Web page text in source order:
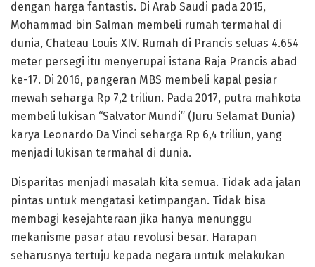
dengan harga fantastis. Di Arab Saudi pada 2015,
Mohammad bin Salman membeli rumah termahal di
dunia, Chateau Louis XIV. Rumah di Prancis seluas 4.654
meter persegi itu menyerupai istana Raja Prancis abad
ke-17. Di 2016, pangeran MBS membeli kapal pesiar
mewah seharga Rp 7,2 triliun. Pada 2017, putra mahkota
membeli lukisan “Salvator Mundi” (Juru Selamat Dunia)
karya Leonardo Da Vinci seharga Rp 6,4 triliun, yang
menjadi lukisan termahal di dunia.
Disparitas menjadi masalah kita semua. Tidak ada jalan
pintas untuk mengatasi ketimpangan. Tidak bisa
membagi kesejahteraan jika hanya menunggu
mekanisme pasar atau revolusi besar. Harapan
seharusnya tertuju kepada negara untuk melakukan